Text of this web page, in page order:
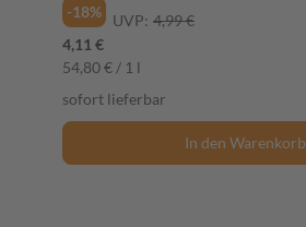
-18%
UVP: 4,99 €
4,11 €
54,80 € / 1 l
sofort lieferbar
In den Warenkorb